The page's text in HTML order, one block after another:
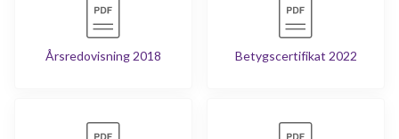
Årsredovisning 2018 Betygscertifikat 2022